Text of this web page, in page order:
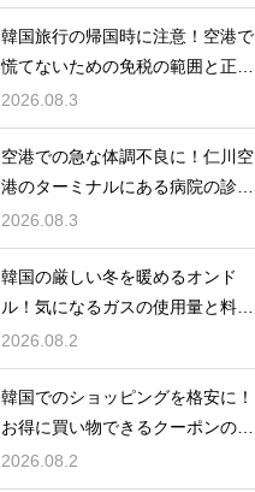
韓国旅行の帰国時に注意！空港で
慌てないための免税の範囲と正し
い計算
2026.08.3
空港での急な体調不良に！仁川空
港のターミナルにある病院の診療
時間
2026.08.3
韓国の厳しい冬を暖めるオンド
ル！気になるガスの使用量と料金
の目安
2026.08.2
韓国でのショッピングを格安に！
お得に買い物できるクーポンの賢
い探し方
2026.08.2